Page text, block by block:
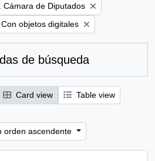
Cámara de Diputados
Remove filter:
Con objetos digitales
de búsqueda
Card view
Table view
orden ascendente